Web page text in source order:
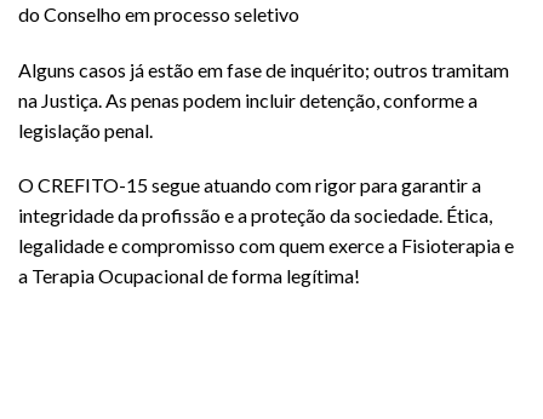
do Conselho em processo seletivo
Alguns casos já estão em fase de inquérito; outros tramitam
na Justiça. As penas podem incluir detenção, conforme a
legislação penal.
O CREFITO-15 segue atuando com rigor para garantir a
integridade da profissão e a proteção da sociedade. Ética,
legalidade e compromisso com quem exerce a Fisioterapia e
a Terapia Ocupacional de forma legítima!